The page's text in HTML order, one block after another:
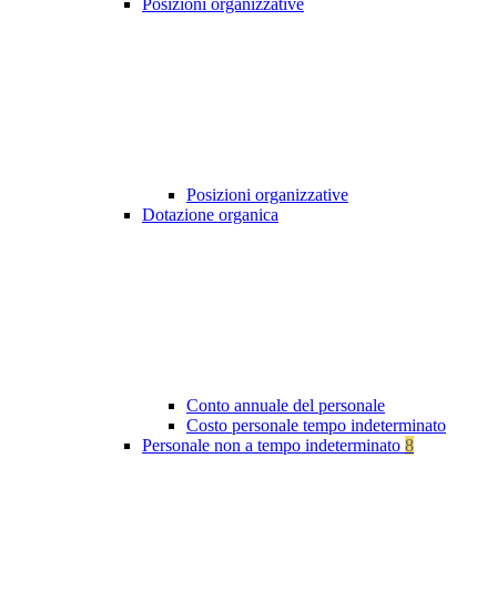
Posizioni organizzative
Posizioni organizzative
Dotazione organica
Conto annuale del personale
Costo personale tempo indeterminato
Personale non a tempo indeterminato 8